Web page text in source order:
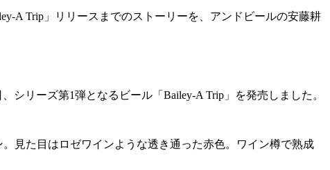
A Trip」リリースまでのストーリーを、アンドビールの安藤耕
シリーズ第1弾となるビール「Bailey-A Trip」を発売しました。
見た目はロゼワインような透き通った赤色。ワイン樽で熟成